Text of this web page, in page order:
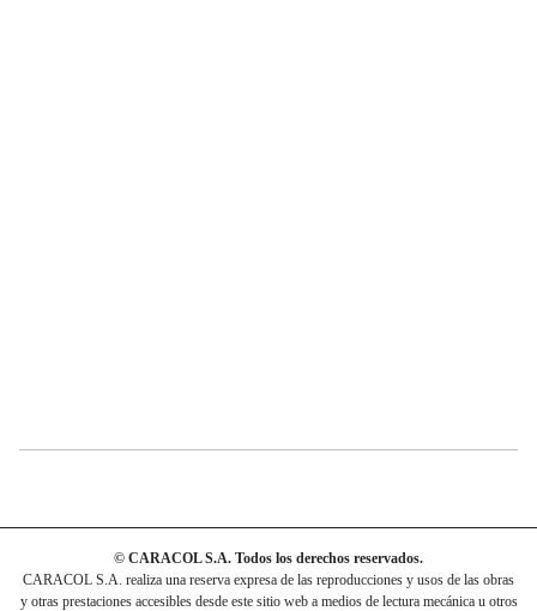
© CARACOL S.A. Todos los derechos reservados.
CARACOL S.A. realiza una reserva expresa de las reproducciones y usos de las obras
y otras prestaciones accesibles desde este sitio web a medios de lectura mecánica u otros